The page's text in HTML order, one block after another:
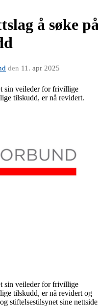
å søke
den 11. apr 2025
sin veileder for frivillige
tilskudd, er nå revidert.
sin veileder for frivillige
tilskudd, er nå revidert og
stiftelsestilsynet sine